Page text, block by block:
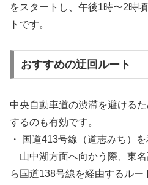
をスタートし、午後1時〜2時
トです。
おすすめの迂回ルート
中央自動車道の渋滞を避ける
するのも有効です。
・ 国道413号線（道志みち）
山中湖方面へ向かう際、東
ら国道138号線を経由するルー